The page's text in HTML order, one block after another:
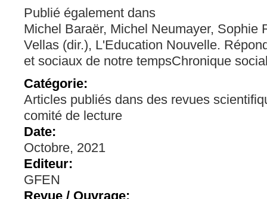
Publié également dans
Michel Baraër, Michel Neumayer, Sophie
Vellas (dir.), L'Education Nouvelle.
et sociaux de notre tempsChronique
Catégorie:
Articles publiés dans des revues
comité de lecture
Date:
Octobre, 2021
Editeur:
GFEN
Revue / Ouvrage: